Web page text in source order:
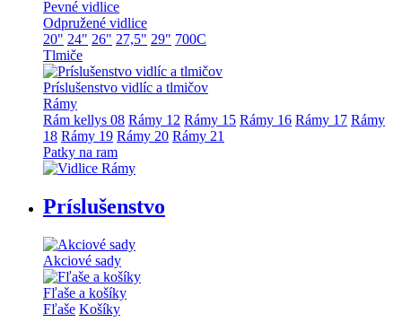
Pevné vidlice
Odpružené vidlice
20" 24" 26" 27,5" 29" 700C
Tlmiče
Príslušenstvo vidlíc a tlmičov
Rámy
Rám kellys 08 Rámy 12 Rámy 15 Rámy 16 Rámy 17 Rámy
18 Rámy 19 Rámy 20 Rámy 21
Patky na ram
Príslušenstvo
Akciové sady
Fľaše a košíky
Fľaše Košíky